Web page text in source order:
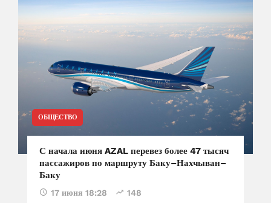
ОБЩЕСТВО
С начала июня AZAL перевез более 47 тысяч
пассажиров по маршруту Баку–Нахчыван–
Баку
17 июня 18:28 148